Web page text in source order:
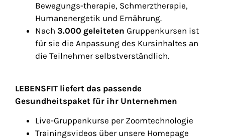
Bewegungs-therapie, Schmerztherapie,
Humanenergetik und Ernährung.
Nach 3.000 geleiteten Gruppenkursen ist
für sie die Anpassung des Kursinhaltes an
die Teilnehmer selbstverständlich.
LEBENSFIT liefert das passende
Gesundheitspaket für ihr Unternehmen
Live-Gruppenkurse per Zoomtechnologie
Trainingsvideos über unsere Homepage